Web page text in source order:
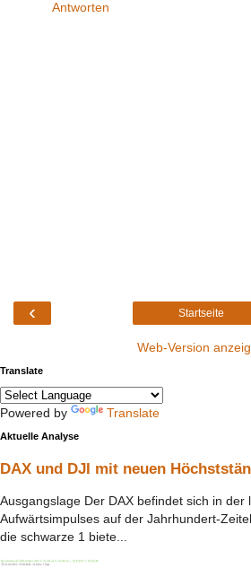
Antworten
‹ Startseite
Web-Version
Translate
Powered by Translate
Aktuelle Analyse
DAX und DJI mit neuen
Ausgangslage Der DAX befindet sich in der
Aufwärtsimpulses auf der Jahrhundert-
die schwarze 1 biete...